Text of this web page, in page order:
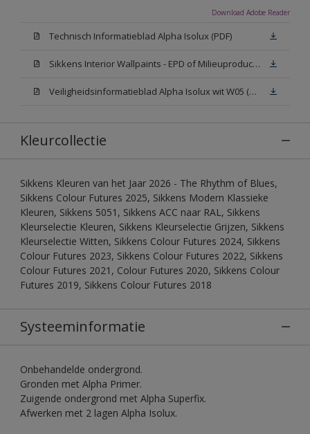
Download Adobe Reader
Technisch Informatieblad Alpha Isolux (PDF)
Sikkens Interior Wallpaints - EPD of Milieuproductverklaring
Veiligheidsinformatieblad Alpha Isolux wit W05 (SDS)
Kleurcollectie
Sikkens Kleuren van het Jaar 2026 - The Rhythm of Blues,
Sikkens Colour Futures 2025, Sikkens Modern Klassieke
Kleuren, Sikkens 5051, Sikkens ACC naar RAL, Sikkens
Kleurselectie Kleuren, Sikkens Kleurselectie Grijzen, Sikkens
Kleurselectie Witten, Sikkens Colour Futures 2024, Sikkens
Colour Futures 2023, Sikkens Colour Futures 2022, Sikkens
Colour Futures 2021, Colour Futures 2020, Sikkens Colour
Futures 2019, Sikkens Colour Futures 2018
Systeeminformatie
Onbehandelde ondergrond.
Gronden met Alpha Primer.
Zuigende ondergrond met Alpha Superfix.
Afwerken met 2 lagen Alpha Isolux.